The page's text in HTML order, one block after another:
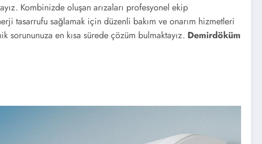
Kombinizde oluşan arızaları profesyonel ekip
tasarrufu sağlamak için düzenli bakım ve onarım hizmetleri
en kısa sürede çözüm bulmaktayız. Demirdöküm